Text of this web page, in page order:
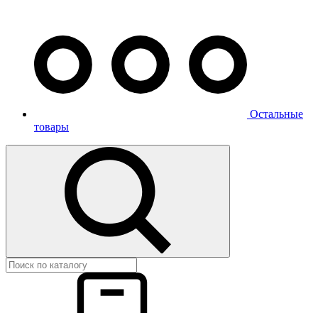
Остальные
товары